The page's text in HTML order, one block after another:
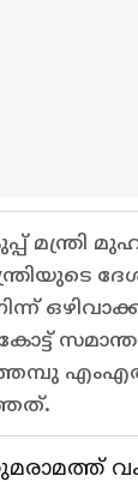
മന്ത്രി